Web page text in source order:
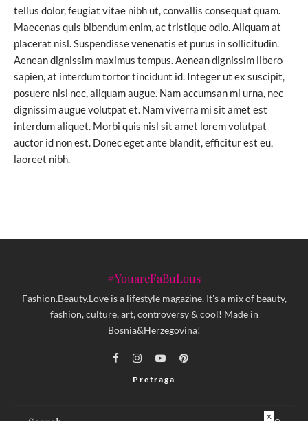
tellus dolor, feugiat vitae nibh ut, convallis consequat quam.
Maecenas quis bibendum enim, ac tristique odio. Aliquam at
placerat nisl. Suspendisse venenatis et purus in sollicitudin.
Aenean dignissim maximus tempus. Aenean dignissim libero
sapien, at interdum tortor tincidunt id. Integer ut ex suscipit,
posuere nisl nec, aliquam augue. Nam accumsan mi urna, nec
dignissim augue volutpat et. Nam viverra mi sit amet est
interdum aliquet. Morbi quis nisl sit amet lorem volutpat
auctor id non est. Donec eget ante blandit, efficitur est eu,
laoreet nibh.
#YouareFaBuLous
Fashion.Beauty.Love is a lifestyle magazine. It's a mix of beauty,
fashion, culture, art, controversy & cool! Made in
Bosnia&Herzegovina!
Pretraga
×